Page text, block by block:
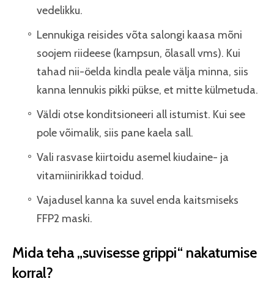
vedelikku.
Lennukiga reisides võta salongi kaasa mõni
soojem riideese (kampsun, õlasall vms). Kui
tahad nii-öelda kindla peale välja minna, siis
kanna lennukis pikki pükse, et mitte külmetuda.
Väldi otse konditsioneeri all istumist. Kui see
pole võimalik, siis pane kaela sall.
Vali rasvase kiirtoidu asemel kiudaine- ja
vitamiinirikkad toidud.
Vajadusel kanna ka suvel enda kaitsmiseks
FFP2 maski.
Mida teha „suvisesse grippi“ nakatumise
korral?